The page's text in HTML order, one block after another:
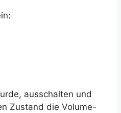
ausschalten und
Zustand die Volume-